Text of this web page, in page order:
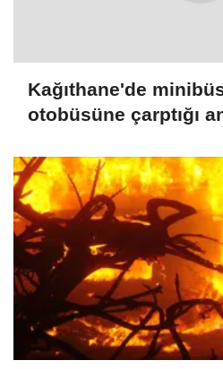
Kağıthane'de
otobüsüne çarptığı